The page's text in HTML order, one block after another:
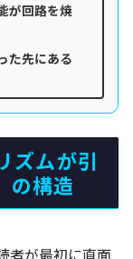
が回路を焼
た先にある
ズムが引
の構造
者が最初に直面